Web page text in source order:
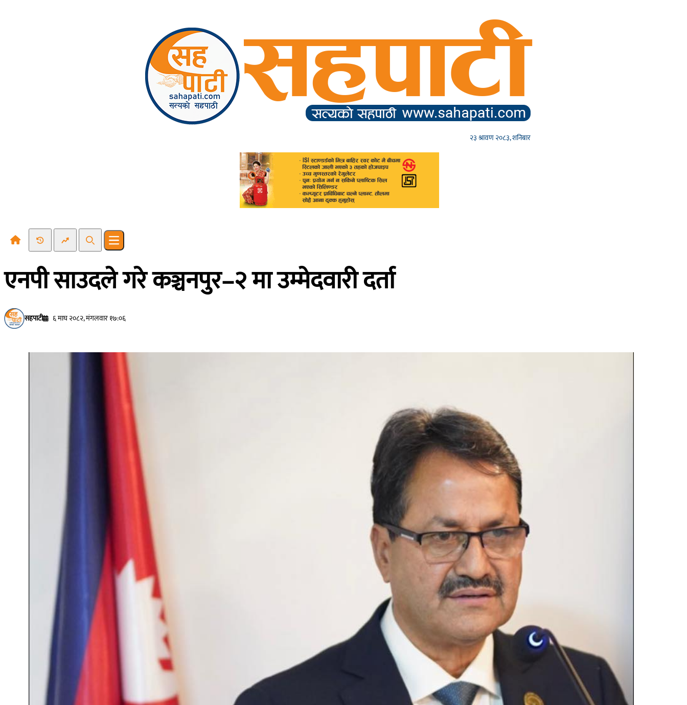
२३ श्रावण २०८३, शनिबार
Recent NewsTrending News
SearchOpen main menu
एनपी साउदले गरे कञ्चनपुर–२ मा उम्मेदवारी दर्ता
सहपाटी ६ माघ २०८२, मंगलवार १७:०६